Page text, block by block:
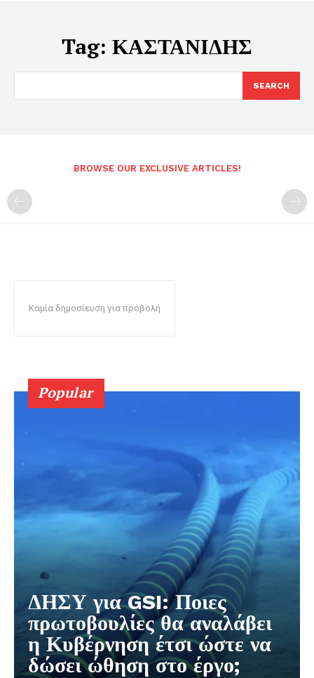
Tag: ΚΑΣΤΑΝΙΔΗΣ
SEARCH
BROWSE OUR EXCLUSIVE ARTICLES!
Καμία δημοσίευση για προβολή
Popular
ΔΗΣΥ για GSI: Ποιες
πρωτοβουλίες θα αναλάβει
η Κυβέρνηση έτσι ώστε να
δώσει ώθηση στο έργο;